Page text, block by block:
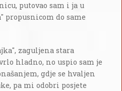
putovao sam i ja u
propusnicom do same
zaguljena stara
hladno, no uspio sam je
gdje se hvaljen
pa mi odobri posjete